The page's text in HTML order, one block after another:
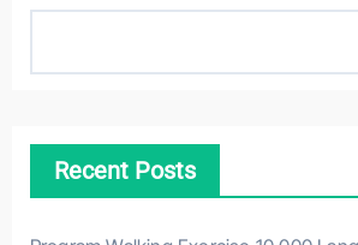
Recent Posts